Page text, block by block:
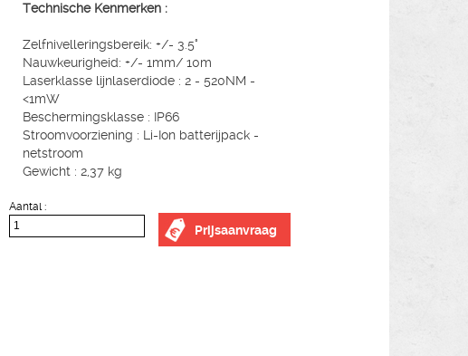
Technische Kenmerken :
Zelfnivelleringsbereik: +/- 3.5°
Nauwkeurigheid: +/- 1mm/ 10m
Laserklasse lijnlaserdiode : 2 - 520NM -
<1mW
Beschermingsklasse : IP66
Stroomvoorziening : Li-Ion batterijpack -
netstroom
Gewicht : 2,37 kg
Aantal :
Prijsaanvraag